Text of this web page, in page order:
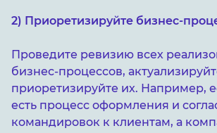
2) Приоретизируйте бизнес-
Проведите ревизию всех
бизнес-процессов,
приоретизируйте их. Например,
есть процесс оформления и
командировок к клиентам, а